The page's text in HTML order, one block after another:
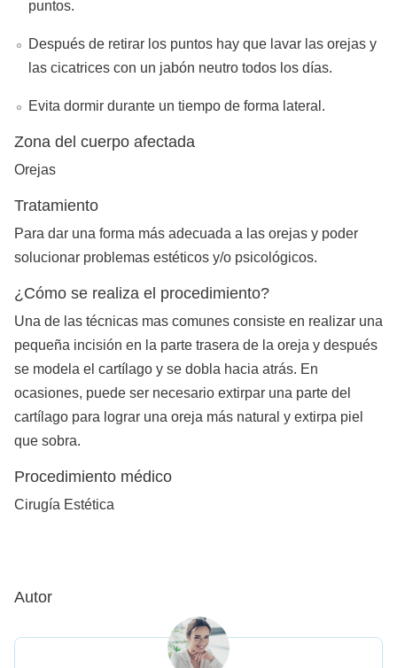
puntos.
Después de retirar los puntos hay que lavar las orejas y
las cicatrices con un jabón neutro todos los días.
Evita dormir durante un tiempo de forma lateral.
Zona del cuerpo afectada
Orejas
Tratamiento
Para dar una forma más adecuada a las orejas y poder
solucionar problemas estéticos y/o psicológicos.
¿Cómo se realiza el procedimiento?
Una de las técnicas mas comunes consiste en realizar una
pequeña incisión en la parte trasera de la oreja y después
se modela el cartílago y se dobla hacia atrás. En
ocasiones, puede ser necesario extirpar una parte del
cartílago para lograr una oreja más natural y extirpa piel
que sobra.
Procedimiento médico
Cirugía Estética
Autor